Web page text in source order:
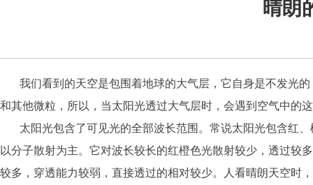
晴朗
我们看到的天空是包围着地球的大气层，它自身是不发光的
和其他微粒，所以，当太阳光透过大气层时，会遇到空气中的
太阳光包含了可见光的全部波长范围。常说太阳光包含红、
以分子散射为主。它对波长较长的红橙色光散射较少，透过较
较多，穿透能力较弱，直接透过的相对较少。人看晴朗天空时